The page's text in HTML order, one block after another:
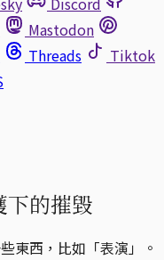
Mastodon
Threads
Tiktok
下的摧毀
東西，比如「表演」。